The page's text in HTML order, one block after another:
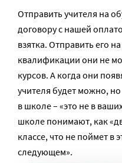
Отправить учителя на
договору с нашей
взятка. Отправить его
квалификации они не
курсов. А когда они
учителя будет можно, но
в школе – «это не в
школе понимают, как
классе, что не поймет в
следующем».